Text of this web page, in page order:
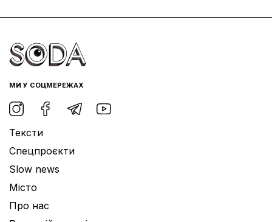
МИ У СОЦМЕРЕЖАХ
Тексти
Спецпроєкти
Slow news
Місто
Про нас